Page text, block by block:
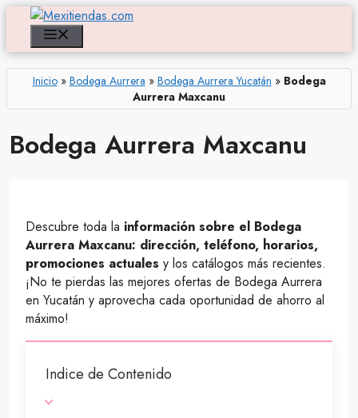
Saltar
contenido
Inicio» Bodega Aurrera » Bodega Aurrera Yucatán » Bodega
Aurrera Maxcanu
Bodega Aurrera Maxcanu
Descubre toda la información sobre el Bodega
Aurrera Maxcanu: dirección, teléfono, horarios,
promociones actuales y los catálogos más recientes.
¡No te pierdas las mejores ofertas de Bodega Aurrera
en Yucatán y aprovecha cada oportunidad de ahorro al
máximo!
Indice de Contenido